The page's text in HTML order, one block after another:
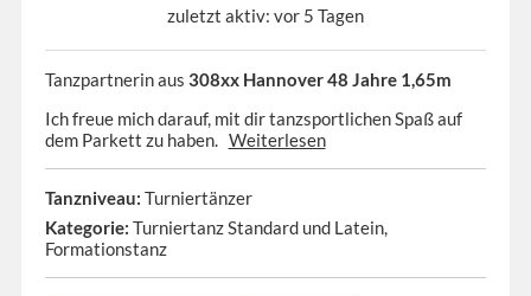
zuletzt aktiv: vor 5 Tagen
Tanzpartnerin aus 308xx Hannover 48 Jahre 1,65m
Ich freue mich darauf, mit dir tanzsportlichen Spaß auf
dem Parkett zu haben. Weiterlesen
Tanzniveau: Turniertänzer
Kategorie: Turniertanz Standard und Latein,
Formationstanz